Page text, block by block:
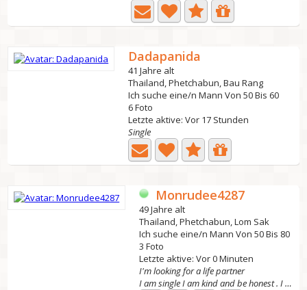
Dadapanida
41 Jahre alt
Thailand, Phetchabun, Bau Rang
Ich suche eine/n Mann Von 50 Bis 60
6 Foto
Letzte aktive: Vor 17 Stunden
Single
Monrudee4287
49 Jahre alt
Thailand, Phetchabun, Lom Sak
Ich suche eine/n Mann Von 50 Bis 80
3 Foto
Letzte aktive: Vor 0 Minuten
I'm looking for a life partner
I am single I am kind and be honest . I don’t have kids...